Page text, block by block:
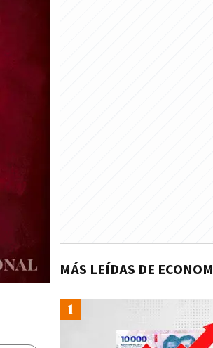
MÁS LEÍDAS DE